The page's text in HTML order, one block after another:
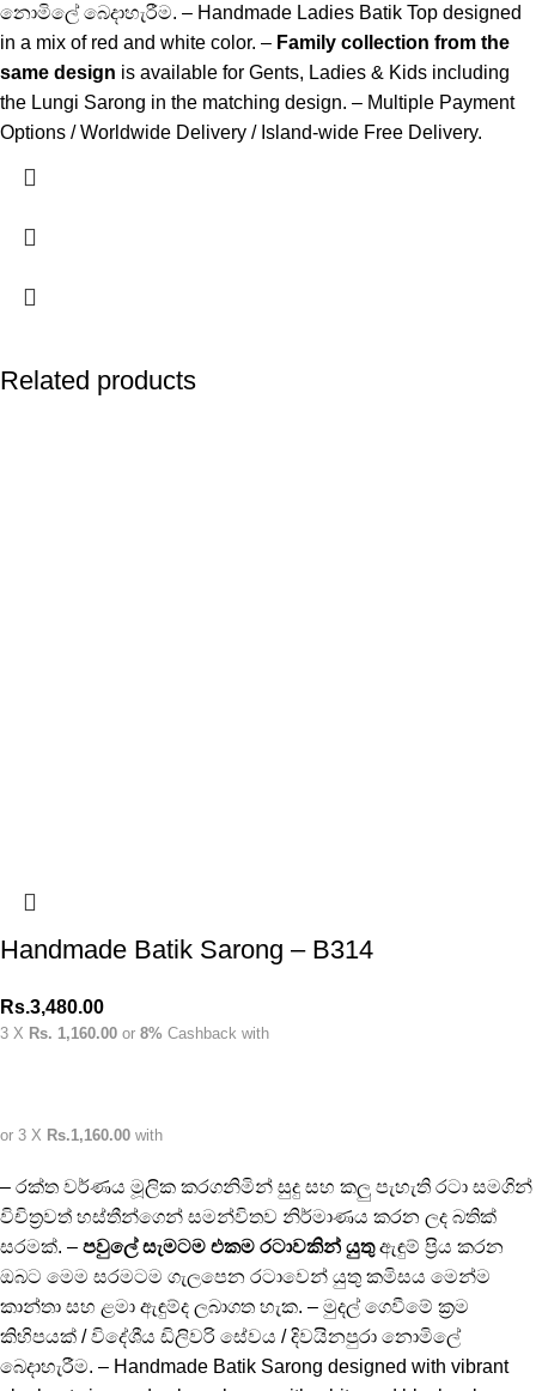
නොමිලේ බෙදාහැරීම. – Handmade Ladies Batik Top designed
in a mix of red and white color. – Family collection from the
same design is available for Gents, Ladies & Kids including
the Lungi Sarong in the matching design. – Multiple Payment
Options / Worldwide Delivery / Island-wide Free Delivery.
Related products
Handmade Batik Sarong – B314
Rs.3,480.00
3 X Rs. 1,160.00 or 8% Cashback with
or 3 X Rs.1,160.00 with
– රක්ත වර්ණය මූලික කරගනිමින් සුදු සහ කලු පැහැති රටා සමගින්
විචිත්‍රවත් හස්තීන්ගෙන් සමන්විතව නිර්මාණය කරන ලද බතික්
සරමක්. – පවුලේ සැමටම එකම රටාවකින් යුතුඇඳුම් ප්‍රිය කරන
ඔබට මෙම සරමටම ගැලපෙන රටාවෙන් යුතු කමිසය මෙන්ම
කාන්තා සහ ළමා ඇඳුම්ද ලබාගත හැක. – මුදල් ගෙවීමේ ක්‍රම
කිහිපයක් / විදේශීය ඩිලිවරි සේවය / දිවයිනපුරා නොමිලේ
බෙදාහැරීම. – Handmade Batik Sarong designed with vibrant